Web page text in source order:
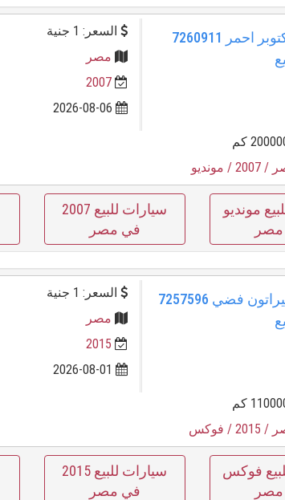
مونديو فورد 19986 أكتوبر احمر 7260911
/ 2007 / مونديو
السعر: 1 جنية
مصر
2007
2026-08-06
مونديو
سيارات للبيع 2007
في مصر
فوكس فورد 2020 شيراتون فضي 7257596
/ 2015 / فوكس
السعر: 1 جنية
مصر
2015
2026-08-01
فوكس
سيارات للبيع 2015
في مصر